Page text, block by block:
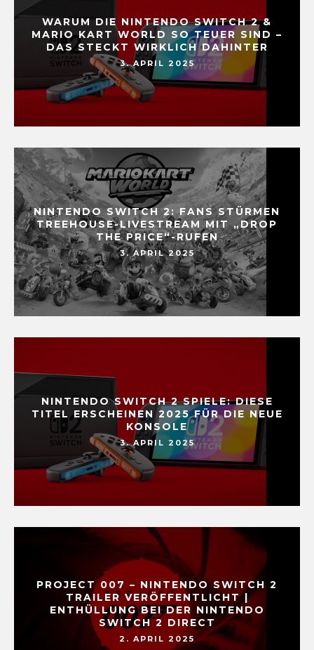
WARUM DIE NINTENDO SWITCH 2 &
MARIO KART WORLD SO TEUER SIND –
DAS STECKT WIRKLICH DAHINTER
3. APRIL 2025
NINTENDO SWITCH 2: FANS STÜRMEN
TREEHOUSE-LIVESTREAM MIT „DROP
THE PRICE“-RUFEN
3. APRIL 2025
NINTENDO SWITCH 2 SPIELE: DIESE
TITEL ERSCHEINEN 2025 FÜR DIE NEUE
KONSOLE
3. APRIL 2025
PROJECT 007 – NINTENDO SWITCH 2
TRAILER VERÖFFENTLICHT |
ENTHÜLLUNG BEI DER NINTENDO
SWITCH 2 DIRECT
2. APRIL 2025